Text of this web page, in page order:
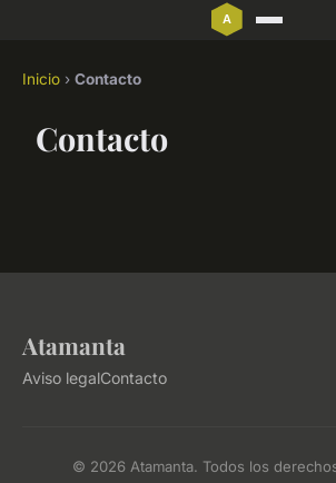
Inicio › Contacto
Contacto
Atamanta
Aviso legalContacto
© 2026 Atamanta. Todos los